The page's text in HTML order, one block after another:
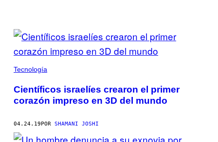
POSTS
BY
THIS
AUTHOR
Tecnología
Científicos israelíes crearon el primer
corazón impreso en 3D del mundo
04.24.19POR SHAMANI JOSHI